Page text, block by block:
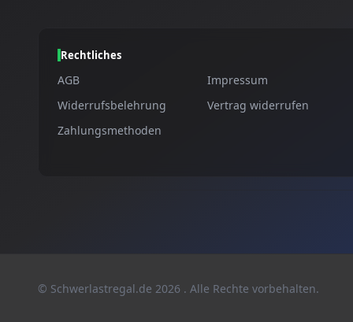
Rechtliches
AGB Impressum
Widerrufsbelehrung
Vertrag widerrufen
Zahlungsmethoden
© Schwerlastregal.de 2026 . Alle Rechte vorbehalten.